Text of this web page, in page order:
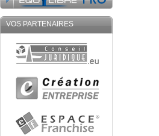
VOS PARTENAIRES